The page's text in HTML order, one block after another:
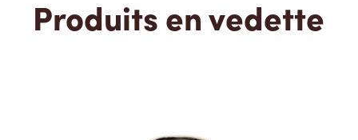
Produits en vedette